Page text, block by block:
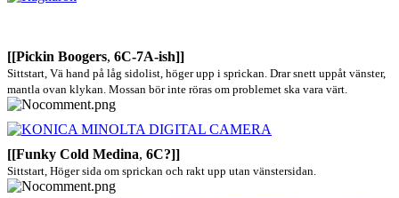
[[Pickin Boogers, 6C-7A-ish]]
Sittstart, Vä hand på låg sidolist, höger upp i sprickan. Drar snett uppåt vänster,
mantla ovan klykan. Mossan bör inte röras om problemet ska vara värt.
[[Funky Cold Medina, 6C?]]
Sittstart, Höger sida om sprickan och rakt upp utan vänstersidan.